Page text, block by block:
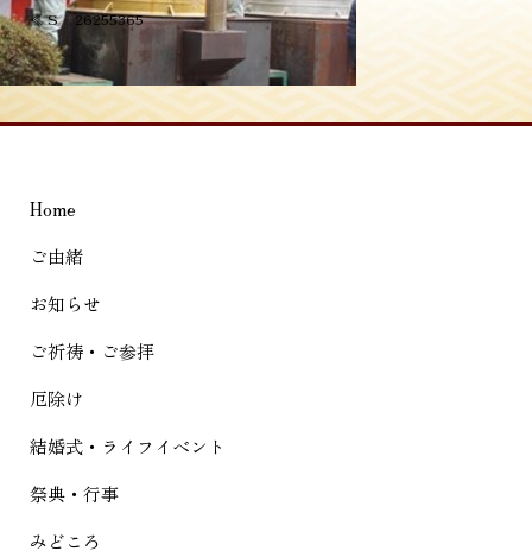
投
稿
ナ
ビ
ー
シ
ョ
ン
≪S__26255365
Home
ご由緒
お知らせ
ご祈祷・ご参拝
厄除け
結婚式・ライフイベント
祭典・行事
みどころ